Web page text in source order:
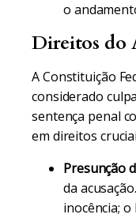
o
Direitos do
A Constituição
considerado
sentença penal
em direitos
Presunção
da
inocência;